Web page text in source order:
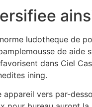
ludotheque de
de aide
dans Ciel
ining.
appareil vers par-